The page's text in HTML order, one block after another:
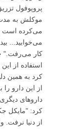
پروپوفول
موکلش به مدت
می‌کرده است
می‌خوابید...
کار
استفاده از
داروهای
کرد: "مایکل
از دنیا